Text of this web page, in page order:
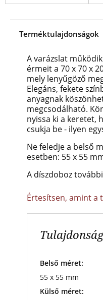
Terméktulajdonságok
A varázslat
érmeit a 70 x 70 x
mely lenyűgöző
Elegáns, fekete
anyagnak
megcsodálható.
nyissa ki a keretet,
csukja be - ilyen
Ne feledje a belső
esetben: 55 x 55
A díszdoboz
Értesítsen, amint a
Belső méret:
55 x 55 mm
Külső méret: